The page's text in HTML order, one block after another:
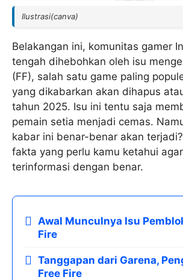
Ilustrasi(canva)
Belakangan ini, komunitas gamer
tengah dihebohkan oleh isu
(FF), salah satu game paling
yang dikabarkan akan dihapus
tahun 2025. Isu ini tentu saja
pemain setia menjadi cemas.
kabar ini benar-benar akan
fakta yang perlu kamu ketahui
terinformasi dengan benar.
Awal Munculnya Isu
Fire
Tanggapan dari Garena,
Free Fire